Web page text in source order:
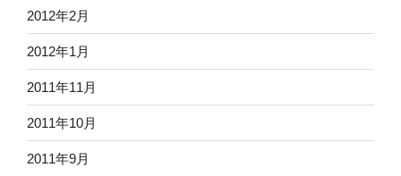
2012年2月
2012年1月
2011年11月
2011年10月
2011年9月